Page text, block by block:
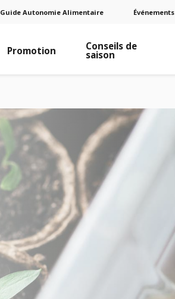
Guide Autonomie Alimentaire Événements
Promotion Conseils de
saison